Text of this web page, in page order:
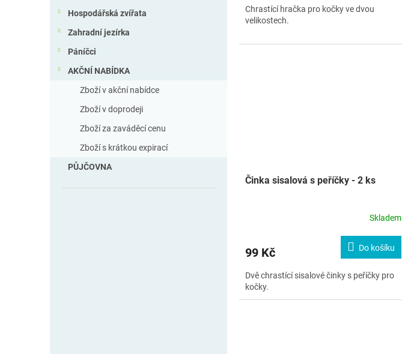
Hospodářská zvířata
Zahradní jezírka
Páníčci
AKČNÍ NABÍDKA
Zboží v akční nabídce
Zboží v doprodeji
Zboží za zaváděcí cenu
Zboží s krátkou expirací
PŮJČOVNA
Chrastící hračka pro kočky ve dvou
velikostech.
Činka sisalová s peříčky - 2 ks
Skladem
99 Kč Do košíku
Dvě chrastící sisalové činky s peříčky pro
kočky.